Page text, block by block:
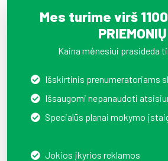
Mes turime virš 1100
PRIEMONIŲ
Kaina mėnesiui prasideda
Išskirtinis prenumeratoriams
Išsaugomi nepanaudoti
Specialūs planai mokymo
Jokios įkyrios reklamos